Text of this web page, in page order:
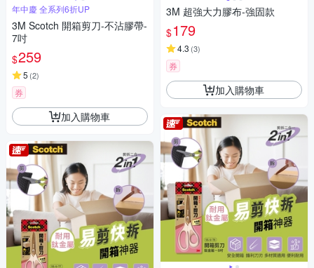
年中慶 全系列6折UP
3M Scotch 開箱剪刀-不沾膠帶-
7吋
$259
5 (2)
券
加入購物車
3M 超強大力膠布-強固款
$179
4.3 (3)
券
加入購物車